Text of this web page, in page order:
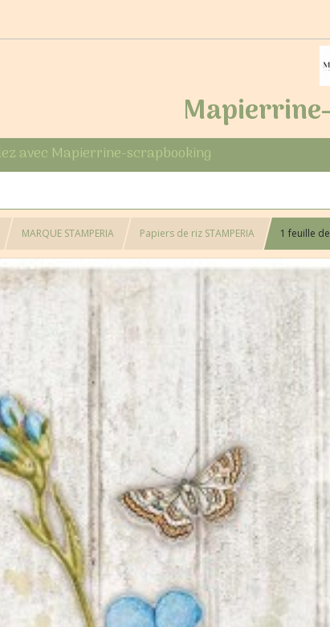
avec Mapierrine-scrapbooking
MARQUE STAMPERIA Papiers de riz STAMPERIA 1 feuille